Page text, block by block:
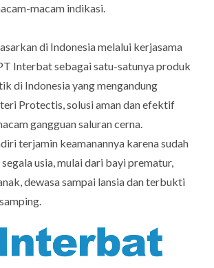
macam indikasi.
di Indonesia melalui kerjasama
Interbat sebagai satu-satunya produk
di Indonesia yang mengandung
Protectis, solusi aman dan efektif
gangguan saluran cerna.
terjamin keamanannya karena sudah
usia, mulai dari bayi prematur,
dewasa sampai lansia dan terbukti